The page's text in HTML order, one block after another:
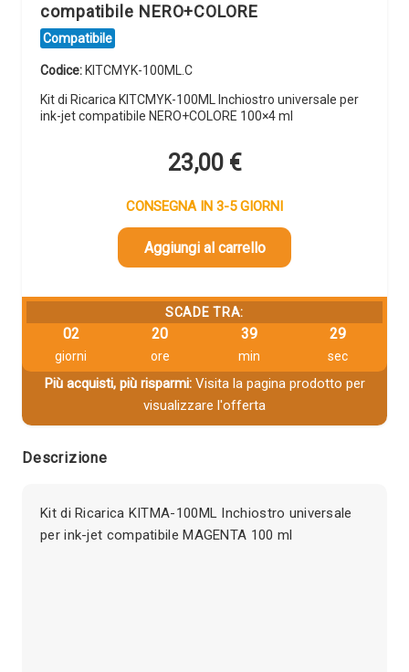
compatibile NERO+COLORE
Compatibile
Codice: KITCMYK-100ML.C
Kit di Ricarica KITCMYK-100ML Inchiostro universale per
ink-jet compatibile NERO+COLORE 100×4 ml
23,00 €
CONSEGNA IN 3-5 GIORNI
Aggiungi al carrello
SCADE TRA:
02
giorni
20
ore
39
min
29
sec
Più acquisti, più risparmi:Visita la pagina prodotto per
visualizzare l'offerta
Descrizione
Kit di Ricarica KITMA-100ML Inchiostro universale
per ink-jet compatibile MAGENTA 100 ml